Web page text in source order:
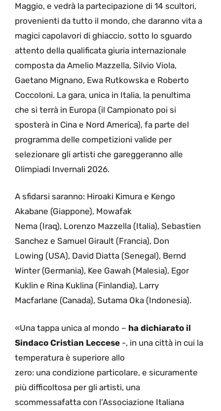
Maggio, e vedrà la partecipazione di 14 scultori,
provenienti da tutto il mondo, che daranno vita a
magici capolavori di ghiaccio, sotto lo sguardo
attento della qualificata giuria internazionale
composta da Amelio Mazzella, Silvio Viola,
Gaetano Mignano, Ewa Rutkowska e Roberto
Coccoloni. La gara, unica in Italia, la penultima
che si terrà in Europa (il Campionato poi si
sposterà in Cina e Nord America), fa parte del
programma delle competizioni valide per
selezionare gli artisti che gareggeranno alle
Olimpiadi Invernali 2026.
A sfidarsi saranno: Hiroaki Kimura e Kengo
Akabane (Giappone), Mowafak
Nema (Iraq), Lorenzo Mazzella (Italia), Sebastien
Sanchez e Samuel Girault (Francia), Don
Lowing (USA), David Diatta (Senegal), Bernd
Winter (Germania), Kee Gawah (Malesia), Egor
Kuklin e Rina Kuklina (Finlandia), Larry
Macfarlane (Canada), Sutama Oka (Indonesia).
«Una tappa unica al mondo – ha dichiarato il
Sindaco Cristian Leccese -, in una città in cui la
temperatura è superiore allo
zero: una condizione particolare, e sicuramente
più difficoltosa per gli artisti, una
scommessafatta con l’Associazione Italiana